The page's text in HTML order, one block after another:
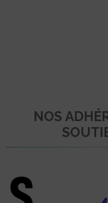
NOS